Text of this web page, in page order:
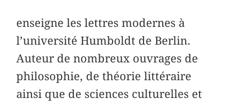
enseigne les lettres modernes à
l’université Humboldt de Berlin.
Auteur de nombreux ouvrages de
philosophie, de théorie littéraire
ainsi que de sciences culturelles et